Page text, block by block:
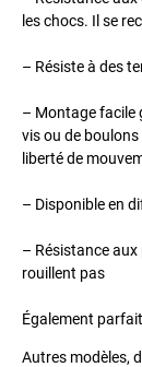
les chocs. Il se
– Résiste à des
– Montage facile
vis ou de
liberté de
– Disponible en
– Résistance
rouillent pas
Également
Autres modèles,